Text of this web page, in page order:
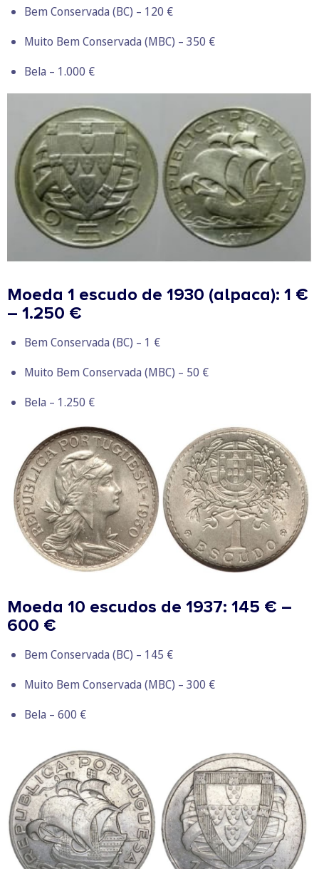
Bem Conservada (BC) – 120 €
Muito Bem Conservada (MBC) – 350 €
Bela – 1.000 €
Moeda 1 escudo de 1930 (alpaca): 1 €
– 1.250 €
Bem Conservada (BC) – 1 €
Muito Bem Conservada (MBC) – 50 €
Bela – 1.250 €
Moeda 10 escudos de 1937: 145 € –
600 €
Bem Conservada (BC) – 145 €
Muito Bem Conservada (MBC) – 300 €
Bela – 600 €